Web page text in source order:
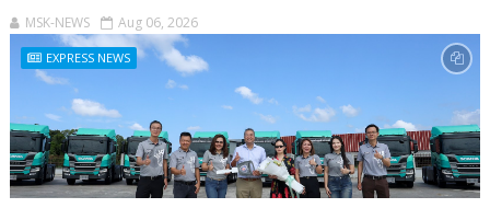
MSK-NEWS Aug 06, 2026
EXPRESS NEWS